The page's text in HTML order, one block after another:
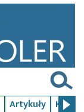
Artykuły Kursy